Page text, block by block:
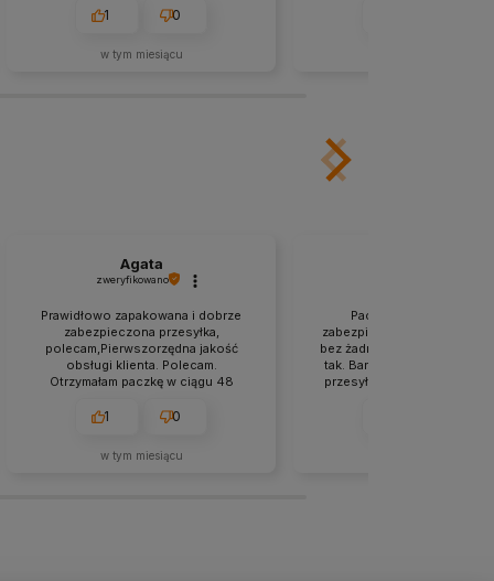
1 0
w tym miesiącu
Agata
zweryfikowano
Prawidłowo zapakowana i dobrze
zabezpieczona przesyłka,
polecam,Pierwszorzędna jakość
obsługi klienta. Polecam.
Otrzymałam paczkę w ciągu 48
Konkurencja powinna brać przykład.
1 0
w tym miesiącu
Paczka była
zabezpieczona. Szybko,
bez żadnych problemów.
tak. Bardzo sprawnie
przesyłka.Bardzo szybka